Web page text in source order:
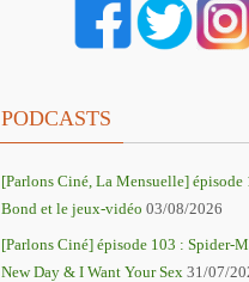
PODCASTS
[Parlons Ciné, La Mensuelle] épisode
Bond et le jeux-vidéo 03/08/2026
[Parlons Ciné] épisode 103 : Spider-
New Day & I Want Your Sex 31/07/